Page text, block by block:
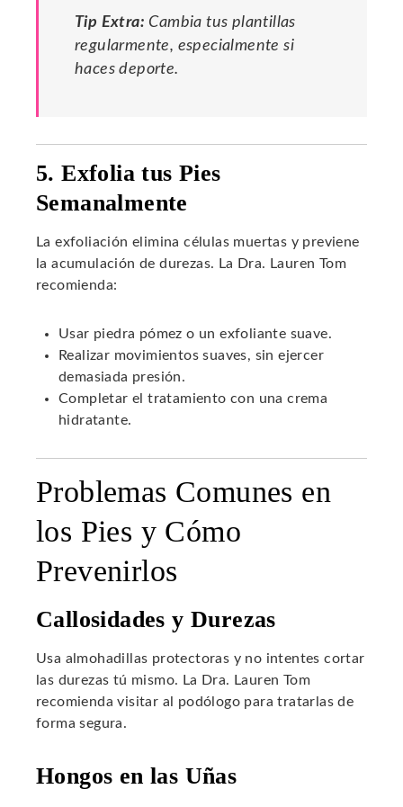
Tip Extra: Cambia tus plantillas
regularmente, especialmente si
haces deporte.
5. Exfolia tus Pies
Semanalmente
La exfoliación elimina células muertas y previene
la acumulación de durezas. La Dra. Lauren Tom
recomienda:
Usar piedra pómez o un exfoliante suave.
Realizar movimientos suaves, sin ejercer
demasiada presión.
Completar el tratamiento con una crema
hidratante.
Problemas Comunes en
los Pies y Cómo
Prevenirlos
Callosidades y Durezas
Usa almohadillas protectoras y no intentes cortar
las durezas tú mismo. La Dra. Lauren Tom
recomienda visitar al podólogo para tratarlas de
forma segura.
Hongos en las Uñas